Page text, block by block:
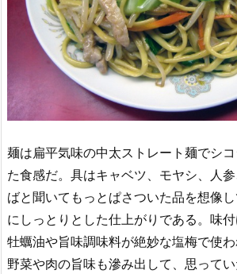
麺は扁平気味の中太ストレート麺でシ
た食感だ。具はキャベツ、モヤシ、人
ばと聞いてもっとぱさついた品を想像
にしっとりとした仕上がりである。味
牡蠣油や旨味調味料が絶妙な塩梅で使わ
野菜や肉の旨味も滲み出して、思って